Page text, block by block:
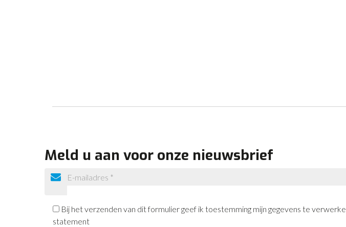
Meld u aan voor onze nieuwsbrief
Bij het verzenden van dit formulier geef ik toestemming mijn gegevens te
statement